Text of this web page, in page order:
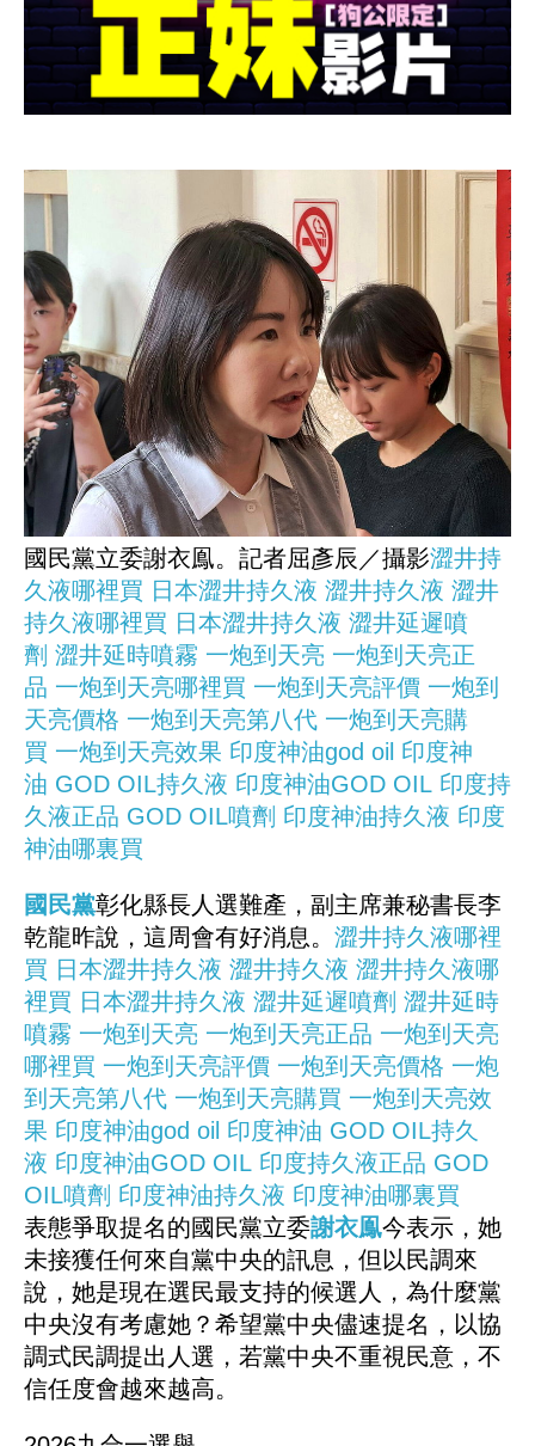
國民黨立委謝衣鳯。記者屈彥辰／攝影澀井持
久液哪裡買 日本澀井持久液 澀井持久液 澀井
持久液哪裡買 日本澀井持久液 澀井延遲噴
劑 澀井延時噴霧 一炮到天亮 一炮到天亮正
品 一炮到天亮哪裡買 一炮到天亮評價 一炮到
天亮價格 一炮到天亮第八代 一炮到天亮購
買 一炮到天亮效果 印度神油god oil 印度神
油 GOD OIL持久液 印度神油GOD OIL 印度持
久液正品 GOD OIL噴劑 印度神油持久液 印度
神油哪裏買
國民黨彰化縣長人選難產，副主席兼秘書長李
乾龍昨說，這周會有好消息。 澀井持久液哪裡
買 日本澀井持久液 澀井持久液 澀井持久液哪
裡買 日本澀井持久液 澀井延遲噴劑 澀井延時
噴霧 一炮到天亮 一炮到天亮正品 一炮到天亮
哪裡買 一炮到天亮評價 一炮到天亮價格 一炮
到天亮第八代 一炮到天亮購買 一炮到天亮效
果 印度神油god oil 印度神油 GOD OIL持久
液 印度神油GOD OIL 印度持久液正品 GOD
OIL噴劑 印度神油持久液 印度神油哪裏買
表態爭取提名的國民黨立委謝衣鳯今表示，她
未接獲任何來自黨中央的訊息，但以民調來
說，她是現在選民最支持的候選人，為什麼黨
中央沒有考慮她？希望黨中央儘速提名，以協
調式民調提出人選，若黨中央不重視民意，不
信任度會越來越高。